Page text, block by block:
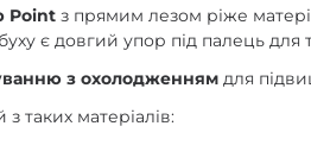
Point з прямим лезом ріже
є довгий упор під палець
з охолодженням для
таких матеріалів: